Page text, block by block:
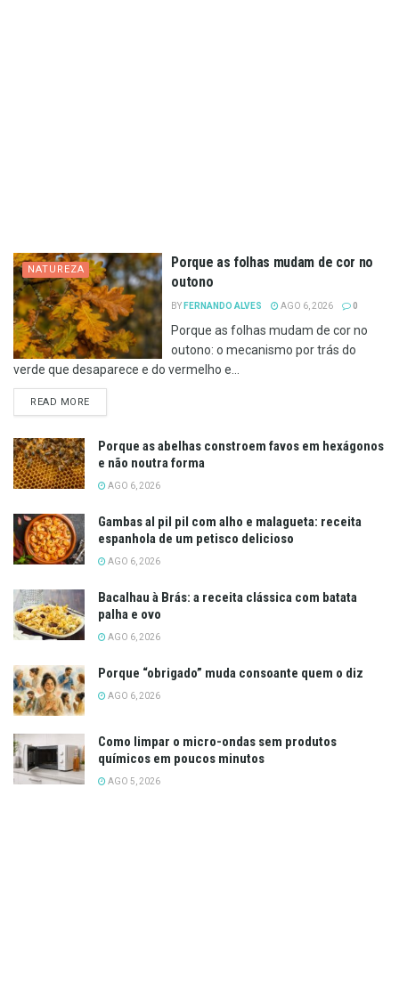
NATUREZA
Porque as folhas mudam de cor no
outono
BY FERNANDO ALVES AGO 6, 2026 0
Porque as folhas mudam de cor no
outono: o mecanismo por trás do
verde que desaparece e do vermelho e...
READ MOREDETAILS
Porque as abelhas constroem favos em hexágonos
e não noutra forma
AGO 6, 2026
Gambas al pil pil com alho e malagueta: receita
espanhola de um petisco delicioso
AGO 6, 2026
Bacalhau à Brás: a receita clássica com batata
palha e ovo
AGO 6, 2026
Porque “obrigado” muda consoante quem o diz
AGO 6, 2026
Como limpar o micro-ondas sem produtos
químicos em poucos minutos
AGO 5, 2026